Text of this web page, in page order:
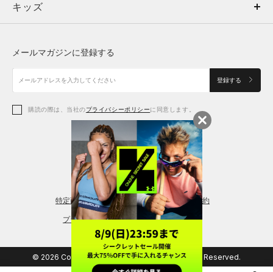
キッズ
アクセサリー
ボトムス
アクセサリー
トップス
シューズ
アクセサリー
レギンス＆タイツ
キッズ
シューズ
メールマガジンに登録する
登録する
購読の際は、当社のプライバシーポリシーに同意します。
特定商取引法に基づく通販の表記 会員規約
プライバシーポリシー
© 2026 Copyright DOME Corporation. All Rights Reserved.